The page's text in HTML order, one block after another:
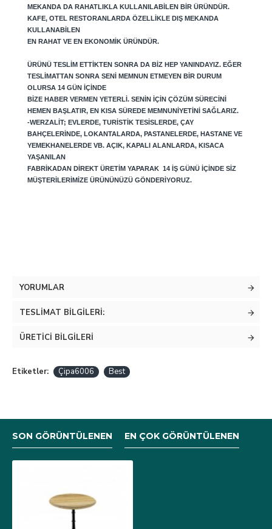
MEKANDA DA RAHATLIKLA KULLANILABILEN BIR ÜRÜNDÜR.
KAFE, OTEL RESTORANLARDA ÖZELLIKLE DIŞ MEKANDA
KULLANABILEN
EN RAHAT VE EN EKONOMIK ÜRÜNDÜR.
ÜRÜNÜ TESLIM ETTIKTEN SONRA DA BIZ HEP YANINDAYIZ. EĞER
TESLIMATTAN SONRA SENI MEMNUN ETMEYEN BIR DURUM
OLURSA 14 GÜN IÇINDE
BIZE HABER VERMEN YETERLI. SENIN IÇIN ÇÖZÜM SÜRECINI
HEMEN BAŞLATIR, EN KISA SÜREDE MEMNUNIYETINI SAĞLARIZ.
-WERZALIT; EVLERDE, TURISTIK TESISLERDE, ÇAY
BAHÇELERINDE, LOKANTALARDA, PASTANELERDE, HASTANE VE
YEMEKHANELERDE VB. AÇIK, KAPALI ALANLARDA, KISACA
YAŞANILAN
FABRIKADAN DIREKT ÜRETIM YAPARAK 14 IŞ GÜNÜ IÇINDE SIZ
MÜŞTERILERIMIZE ÜRÜNÜNÜZÜ GÖNDERIYORUZ.
YORUMLAR
TESLIMAT BILGILERI:
ÜRETICI BILGILERI
Etiketler: Çipa6006 Best
SON GÖRÜNTÜLENEN EN ÇOK GÖRÜNTÜLENEN